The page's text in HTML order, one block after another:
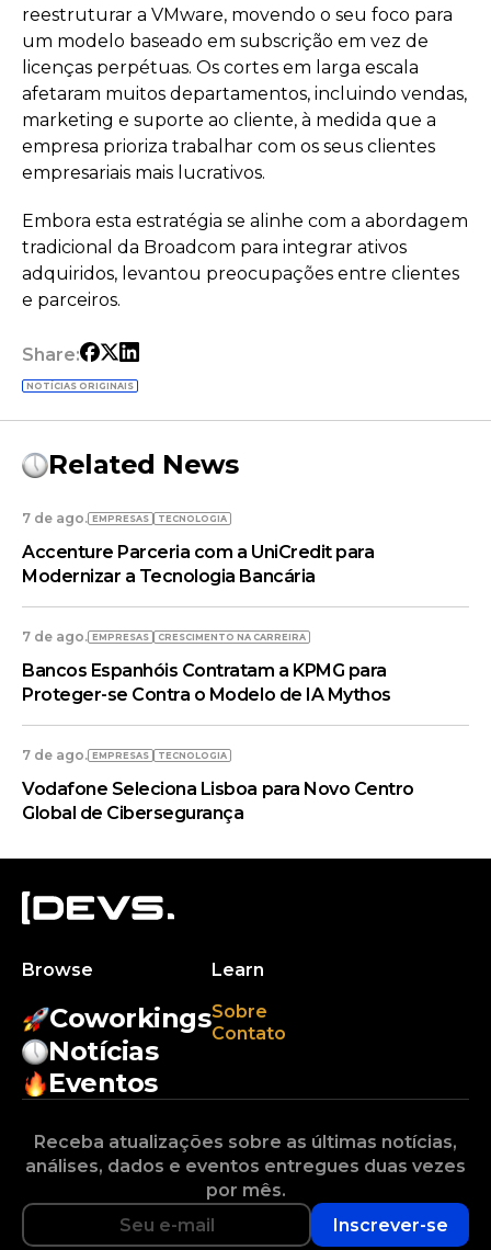
reestruturar a VMware, movendo o seu foco para
um modelo baseado em subscrição em vez de
licenças perpétuas. Os cortes em larga escala
afetaram muitos departamentos, incluindo vendas,
marketing e suporte ao cliente, à medida que a
empresa prioriza trabalhar com os seus clientes
empresariais mais lucrativos.
Embora esta estratégia se alinhe com a abordagem
tradicional da Broadcom para integrar ativos
adquiridos, levantou preocupações entre clientes
e parceiros.
Share:
NOTÍCIAS ORIGINAIS
Related News
7 de ago. EMPRESAS TECNOLOGIA
Accenture Parceria com a UniCredit para
Modernizar a Tecnologia Bancária
7 de ago. EMPRESAS CRESCIMENTO NA CARREIRA
Bancos Espanhóis Contratam a KPMG para
Proteger-se Contra o Modelo de IA Mythos
7 de ago. EMPRESAS TECNOLOGIA
Vodafone Seleciona Lisboa para Novo Centro
Global de Cibersegurança
Browse
Coworkings
Notícias
Eventos
Learn
Sobre
Contato
Receba atualizações sobre as últimas notícias,
análises, dados e eventos entregues duas vezes
por mês.
Inscrever-se